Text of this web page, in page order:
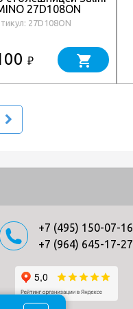
27D108ON
27D108ON
₽
+7 (495) 150-07-16
+7 (964) 645-17-27